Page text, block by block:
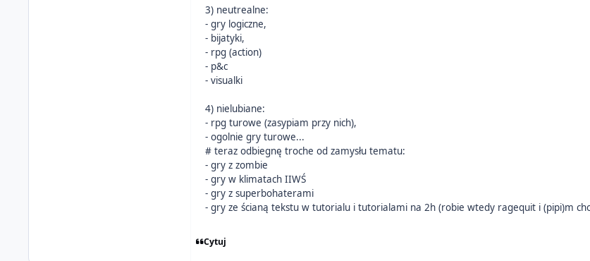
3) neutrealne:
- gry logiczne,
- bijatyki,
- rpg (action)
- p&c
- visualki
4) nielubiane:
- rpg turowe (zasypiam przy nich),
- ogolnie gry turowe...
# teraz odbiegnę troche od zamysłu tematu:
- gry z zombie
- gry w klimatach IIWŚ
- gry z superbohaterami
- gry ze ścianą tekstu w tutorialu i tutorialami na 2h (robie wtedy ragequit i (pipi)m
Cytuj